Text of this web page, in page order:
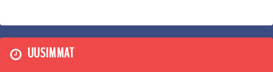
UUSIMMAT